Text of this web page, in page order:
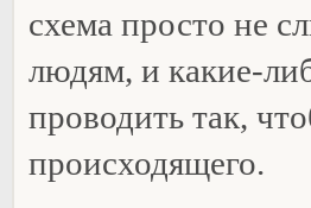
схема просто не
людям, и какие-
проводить так,
происходящего.